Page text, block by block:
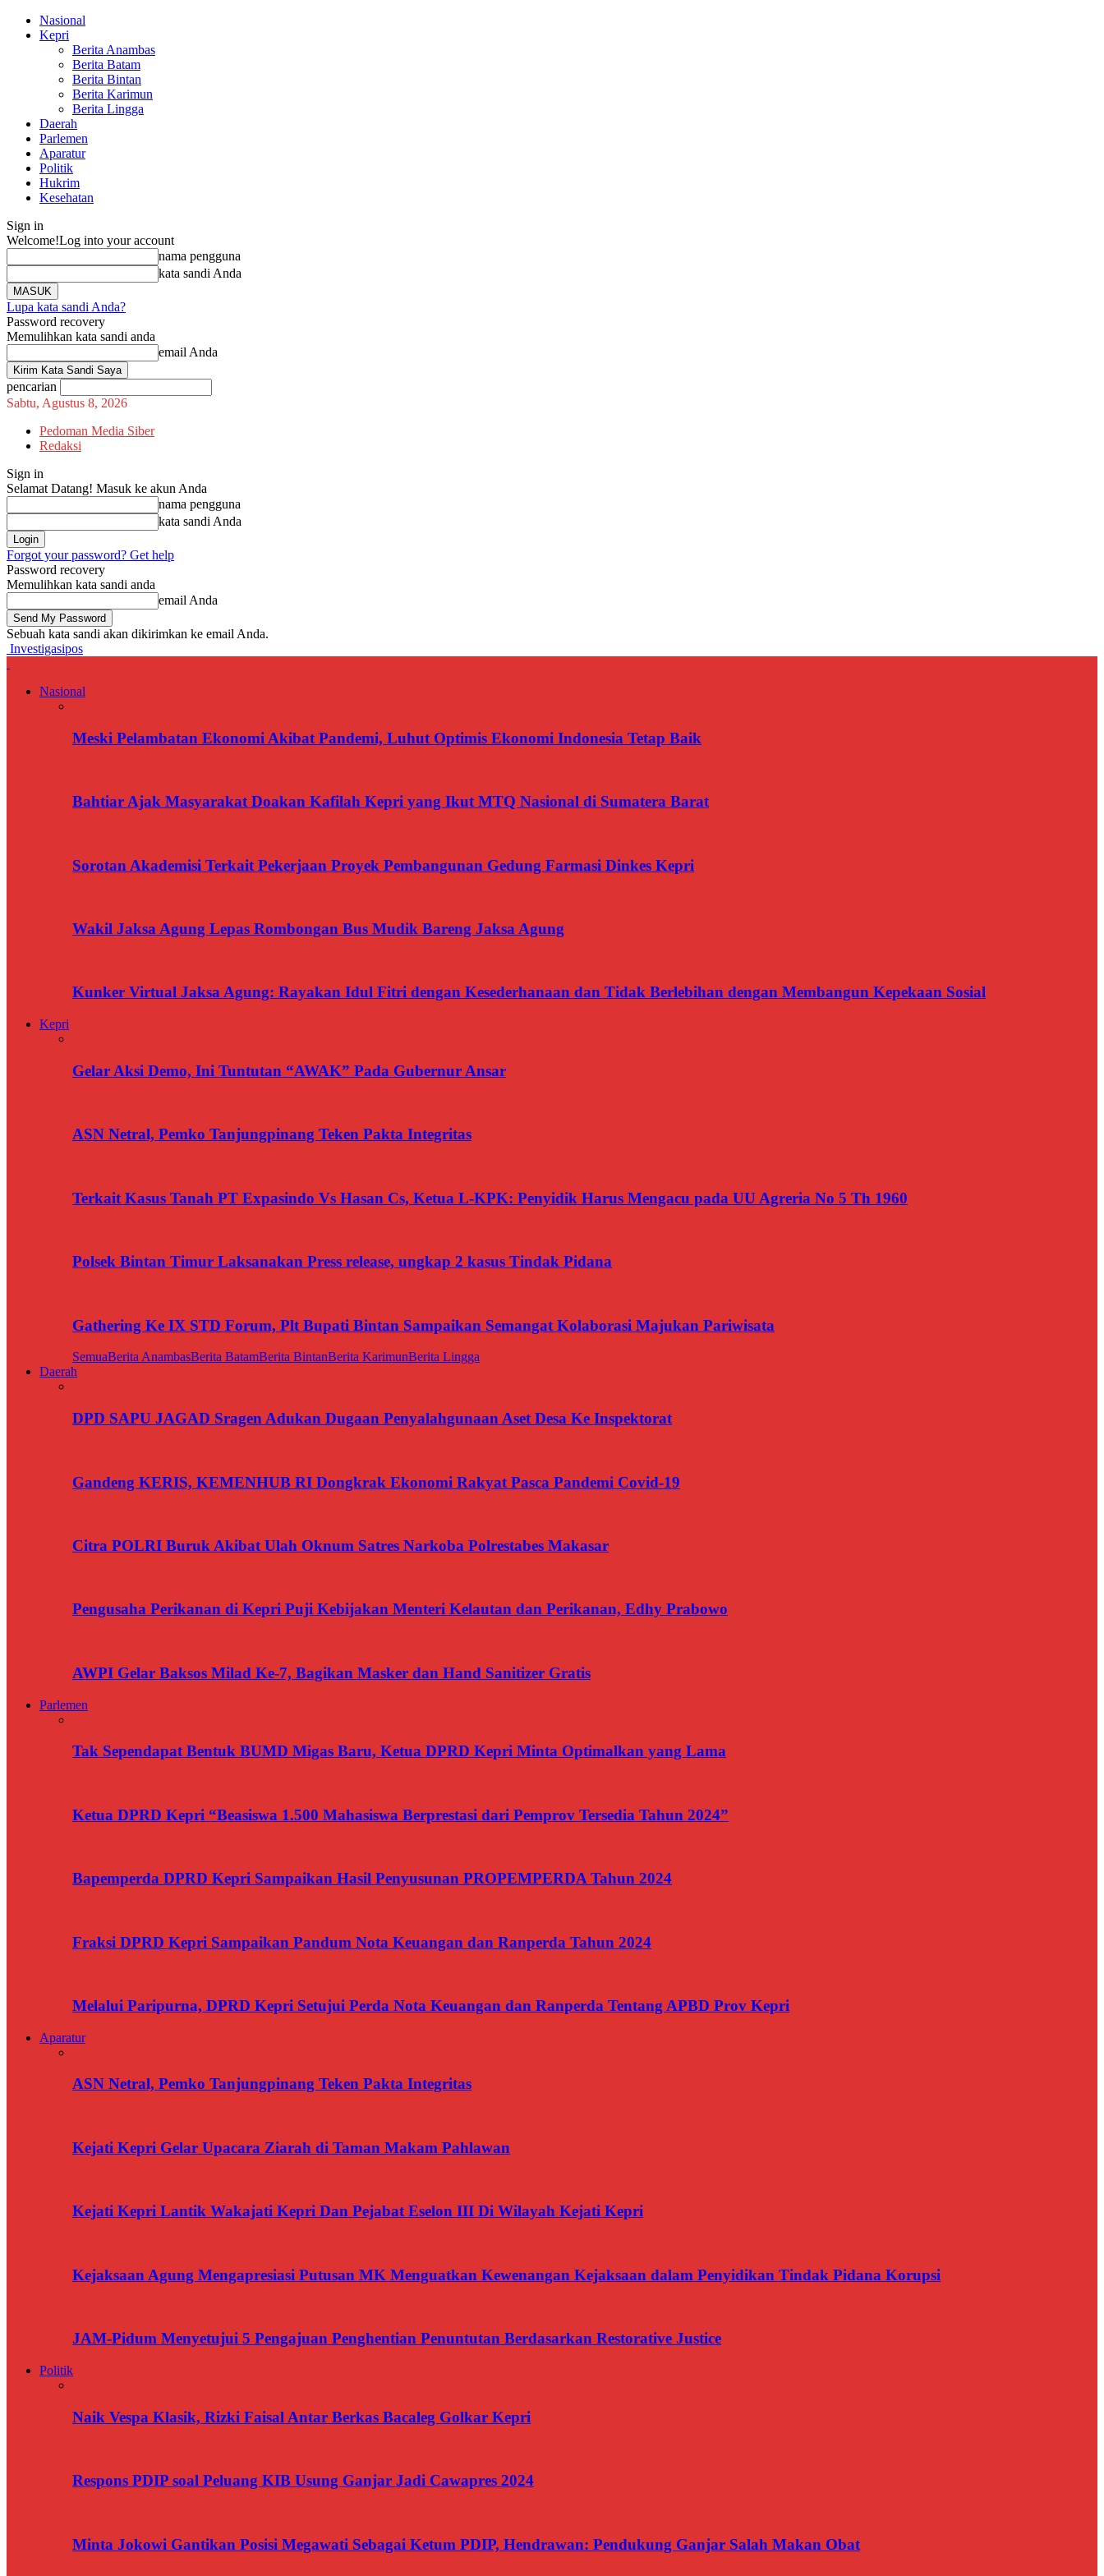
Nasional
Kepri
Berita Anambas
Berita Batam
Berita Bintan
Berita Karimun
Berita Lingga
Daerah
Parlemen
Aparatur
Politik
Hukrim
Kesehatan
Sign in
Welcome!Log into your account
nama pengguna
kata sandi Anda
Lupa kata sandi Anda?
Password recovery
Memulihkan kata sandi anda
email Anda
pencarian
Sabtu, Agustus 8, 2026
Pedoman Media Siber
Redaksi
Sign in
Selamat Datang! Masuk ke akun Anda
nama pengguna
kata sandi Anda
Forgot your password? Get help
Password recovery
Memulihkan kata sandi anda
email Anda
Sebuah kata sandi akan dikirimkan ke email Anda.
Investigasipos
Nasional
Meski Pelambatan Ekonomi Akibat Pandemi, Luhut Optimis Ekonomi Indonesia Tetap Baik
Bahtiar Ajak Masyarakat Doakan Kafilah Kepri yang Ikut MTQ Nasional di Sumatera Barat
Sorotan Akademisi Terkait Pekerjaan Proyek Pembangunan Gedung Farmasi Dinkes Kepri
Wakil Jaksa Agung Lepas Rombongan Bus Mudik Bareng Jaksa Agung
Kunker Virtual Jaksa Agung: Rayakan Idul Fitri dengan Kesederhanaan dan Tidak Berlebihan dengan Membangun Kepekaan Sosial
Kepri
Gelar Aksi Demo, Ini Tuntutan “AWAK” Pada Gubernur Ansar
ASN Netral, Pemko Tanjungpinang Teken Pakta Integritas
Terkait Kasus Tanah PT Expasindo Vs Hasan Cs, Ketua L-KPK: Penyidik Harus Mengacu pada UU Agreria No 5 Th 1960
Polsek Bintan Timur Laksanakan Press release, ungkap 2 kasus Tindak Pidana
Gathering Ke IX STD Forum, Plt Bupati Bintan Sampaikan Semangat Kolaborasi Majukan Pariwisata
SemuaBerita AnambasBerita BatamBerita BintanBerita KarimunBerita Lingga
Daerah
DPD SAPU JAGAD Sragen Adukan Dugaan Penyalahgunaan Aset Desa Ke Inspektorat
Gandeng KERIS, KEMENHUB RI Dongkrak Ekonomi Rakyat Pasca Pandemi Covid-19
Citra POLRI Buruk Akibat Ulah Oknum Satres Narkoba Polrestabes Makasar
Pengusaha Perikanan di Kepri Puji Kebijakan Menteri Kelautan dan Perikanan, Edhy Prabowo
AWPI Gelar Baksos Milad Ke-7, Bagikan Masker dan Hand Sanitizer Gratis
Parlemen
Tak Sependapat Bentuk BUMD Migas Baru, Ketua DPRD Kepri Minta Optimalkan yang Lama
Ketua DPRD Kepri “Beasiswa 1.500 Mahasiswa Berprestasi dari Pemprov Tersedia Tahun 2024”
Bapemperda DPRD Kepri Sampaikan Hasil Penyusunan PROPEMPERDA Tahun 2024
Fraksi DPRD Kepri Sampaikan Pandum Nota Keuangan dan Ranperda Tahun 2024
Melalui Paripurna, DPRD Kepri Setujui Perda Nota Keuangan dan Ranperda Tentang APBD Prov Kepri
Aparatur
ASN Netral, Pemko Tanjungpinang Teken Pakta Integritas
Kejati Kepri Gelar Upacara Ziarah di Taman Makam Pahlawan
Kejati Kepri Lantik Wakajati Kepri Dan Pejabat Eselon III Di Wilayah Kejati Kepri
Kejaksaan Agung Mengapresiasi Putusan MK Menguatkan Kewenangan Kejaksaan dalam Penyidikan Tindak Pidana Korupsi
JAM-Pidum Menyetujui 5 Pengajuan Penghentian Penuntutan Berdasarkan Restorative Justice
Politik
Naik Vespa Klasik, Rizki Faisal Antar Berkas Bacaleg Golkar Kepri
Respons PDIP soal Peluang KIB Usung Ganjar Jadi Cawapres 2024
Minta Jokowi Gantikan Posisi Megawati Sebagai Ketum PDIP, Hendrawan: Pendukung Ganjar Salah Makan Obat